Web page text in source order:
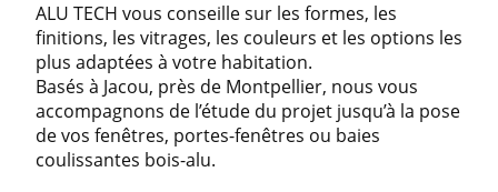
ALU TECH vous conseille sur les formes, les
finitions, les vitrages, les couleurs et les options les
plus adaptées à votre habitation.
Basés à Jacou, près de Montpellier, nous vous
accompagnons de l’étude du projet jusqu’à la pose
de vos fenêtres, portes-fenêtres ou baies
coulissantes bois-alu.